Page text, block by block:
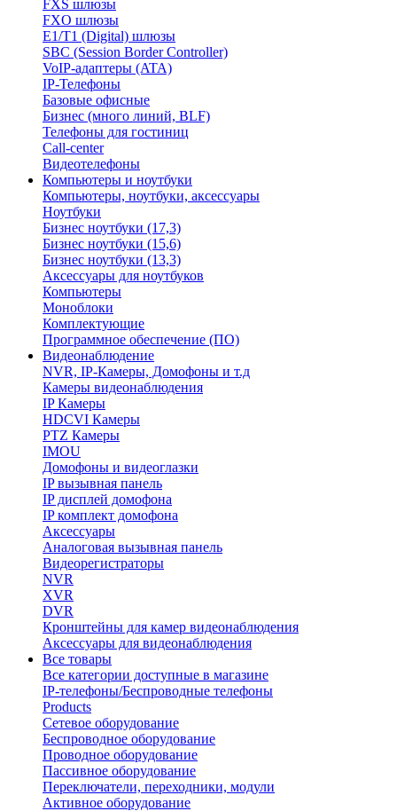
FXS шлюзы
FXO шлюзы
E1/T1 (Digital) шлюзы
SBC (Session Border Controller)
VoIP-адаптеры (ATA)
IP-Телефоны
Базовые офисные
Бизнес (много линий, BLF)
Телефоны для гостиниц
Call-center
Видеотелефоны
Компьютеры и ноутбуки
Компьютеры, ноутбуки, аксессуары
Ноутбуки
Бизнес ноутбуки (17,3)
Бизнес ноутбуки (15,6)
Бизнес ноутбуки (13,3)
Аксессуары для ноутбуков
Компьютеры
Моноблоки
Комплектующие
Программное обеспечение (ПО)
Видеонаблюдение
NVR, IP-Камеры, Домофоны и т.д
Камеры видеонаблюдения
IP Камеры
HDCVI Камеры
PTZ Камеры
IMOU
Домофоны и видеоглазки
IP вызывная панель
IP дисплей домофона
IP комплект домофона
Аксессуары
Аналоговая вызывная панель
Видеорегистраторы
NVR
XVR
DVR
Кронштейны для камер видеонаблюдения
Аксессуары для видеонаблюдения
Все товары
Все категории доступные в магазине
IP-телефоны/Беспроводные телефоны
Products
Сетевое оборудование
Беспроводное оборудование
Проводное оборудование
Пассивное оборудование
Переключатели, переходники, модули
Активное оборудование